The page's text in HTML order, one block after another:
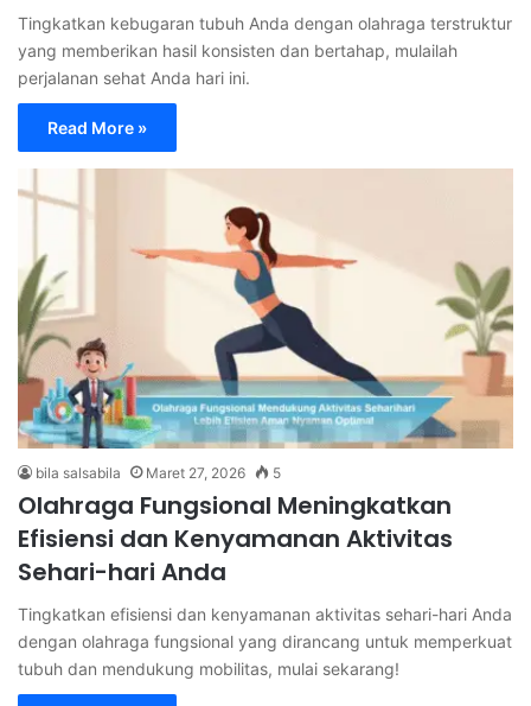
Tingkatkan kebugaran tubuh Anda dengan olahraga terstruktur
yang memberikan hasil konsisten dan bertahap, mulailah
perjalanan sehat Anda hari ini.
Read More »
bila salsabila Maret 27, 2026 5
Olahraga Fungsional Meningkatkan
Efisiensi dan Kenyamanan Aktivitas
Sehari-hari Anda
Tingkatkan efisiensi dan kenyamanan aktivitas sehari-hari Anda
dengan olahraga fungsional yang dirancang untuk memperkuat
tubuh dan mendukung mobilitas, mulai sekarang!